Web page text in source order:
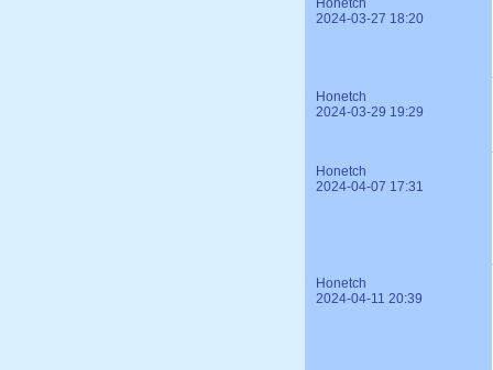
Honetch
2024-03-27 18:20
Honetch
2024-03-29 19:29
Honetch
2024-04-07 17:31
Honetch
2024-04-11 20:39